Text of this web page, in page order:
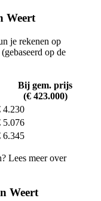
Weert
je rekenen op
(gebaseerd op de
Bij gem. prijs
(€ 423.000)
4.230
5.076
6.345
Lees meer over
Weert